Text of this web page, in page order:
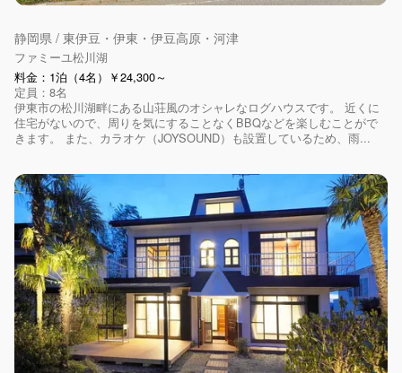
静岡県 / 東伊豆・伊東・伊豆高原・河津
ファミーユ松川湖
料金：1泊（4名）￥24,300～
定員：8名
伊東市の松川湖畔にある山荘風のオシャレなログハウスです。 近くに
住宅がないので、周りを気にすることなくBBQなどを楽しむことがで
きます。 また、カラオケ（JOYSOUND）も設置しているため、雨...